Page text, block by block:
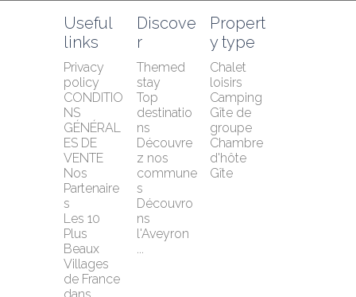
Useful
links
Privacy
policy
CONDITIO
NS
GÉNÉRAL
ES DE
VENTE
Nos
Partenaire
s
Les 10
Plus
Beaux
Villages
de France
Discove
r
Themed
stay
Top
destinatio
ns
Découvre
z nos
commune
s
Découvro
ns
l'Aveyron
...
Propert
y type
Chalet
loisirs
Camping
Gîte de
groupe
Chambre
d'hôte
Gîte